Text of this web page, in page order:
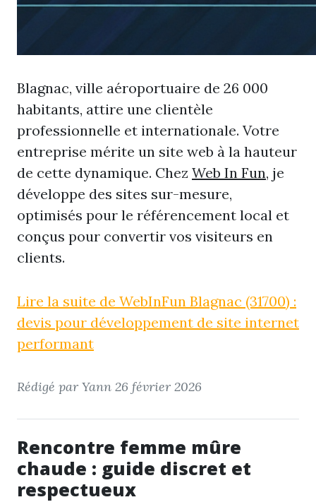
Blagnac, ville aéroportuaire de 26 000
habitants, attire une clientèle
professionnelle et internationale. Votre
entreprise mérite un site web à la hauteur
de cette dynamique. Chez Web In Fun, je
développe des sites sur-mesure,
optimisés pour le référencement local et
conçus pour convertir vos visiteurs en
clients.
Lire la suite de WebInFun Blagnac (31700) :
devis pour développement de site internet
performant
Rédigé par Yann 26 février 2026
Rencontre femme mûre
chaude : guide discret et
respectueux